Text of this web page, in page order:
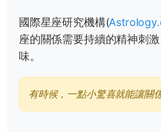
國際星座研究機構(
座的關係需要持續的精神刺
味。
有時候，一點小驚喜就能讓關